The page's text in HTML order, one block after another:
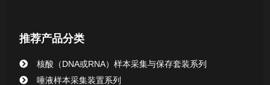
推荐产品分类
核酸（DNA或RNA）样本采集与保存套装系列
唾液样本采集装置系列